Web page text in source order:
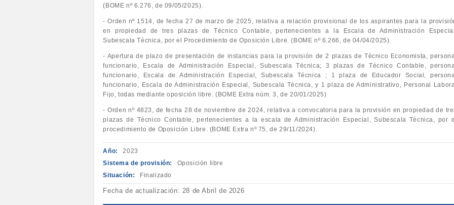
(BOME nº 6.276, de 09/05/2025).
- Orden nº 1514, de fecha 27 de marzo de 2025, relativa a relación provisional de los aspirantes para la
en propiedad de tres plazas de Técnico Contable, pertenecientes a la Escala de Administración
Subescala Técnica, por el Procedimiento de Oposición Libre. (BOME nº 6.266, de 04/04/2025).
- Apertura de plazo de presentación de instancias para la provisión de 2 plazas de Técnico Economista,
funcionario, Escala de Administración Especial, Subescala Técnica; 3 plazas de Técnico Contable,
funcionario, Escala de Administración Especial, Subescala Técnica ; 1 plaza de Educador Social,
funcionario, Escala de Administración Especial, Subescala Técnica, y 1 plaza de Administrativo, Personal
Fijo, todas mediante oposición libre. (BOME Extra núm. 3, de 20/01/2025)
- Orden nº 4823, de fecha 28 de noviembre de 2024, relativa a convocatoria para la provisión en propiedad de
plazas de Técnico Contable, pertenecientes a la escala de Administración Especial, Subescala Técnica, por el
procedimiento de Oposición Libre. (BOME Extra nº 75, de 29/11/2024).
Año:
2023
Sistema de provisión:
Oposición libre
Situación:
Finalizado
Fecha de actualización: 28 de Abril de 2026